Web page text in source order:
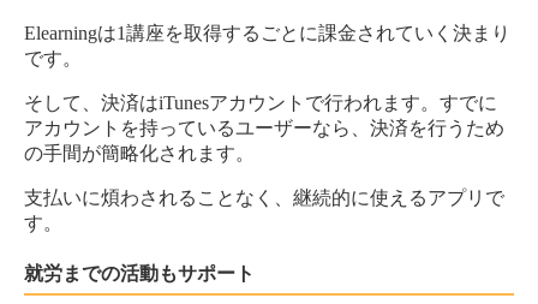
Elearningは1講座を取得するごとに課金されていく決まり
です。
そして、決済はiTunesアカウントで行われます。すでに
アカウントを持っているユーザーなら、決済を行うため
の手間が簡略化されます。
支払いに煩わされることなく、継続的に使えるアプリで
す。
就労までの活動もサポート